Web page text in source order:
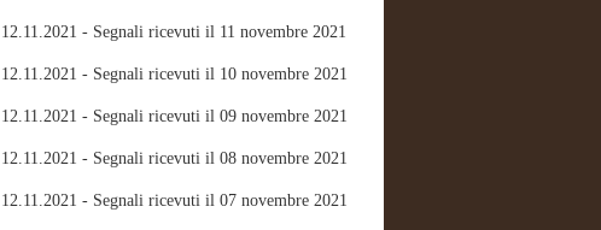
12.11.2021 - Segnali ricevuti il 11 novembre 2021
12.11.2021 - Segnali ricevuti il 10 novembre 2021
12.11.2021 - Segnali ricevuti il 09 novembre 2021
12.11.2021 - Segnali ricevuti il 08 novembre 2021
12.11.2021 - Segnali ricevuti il 07 novembre 2021